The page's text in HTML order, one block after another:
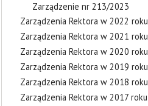
Zarządzenie nr 213/2023
Zarządzenia Rektora w 2022 roku
Zarządzenia Rektora w 2021 roku
Zarządzenia Rektora w 2020 roku
Zarządzenia Rektora w 2019 roku
Zarządzenia Rektora w 2018 roku
Zarządzenia Rektora w 2017 roku